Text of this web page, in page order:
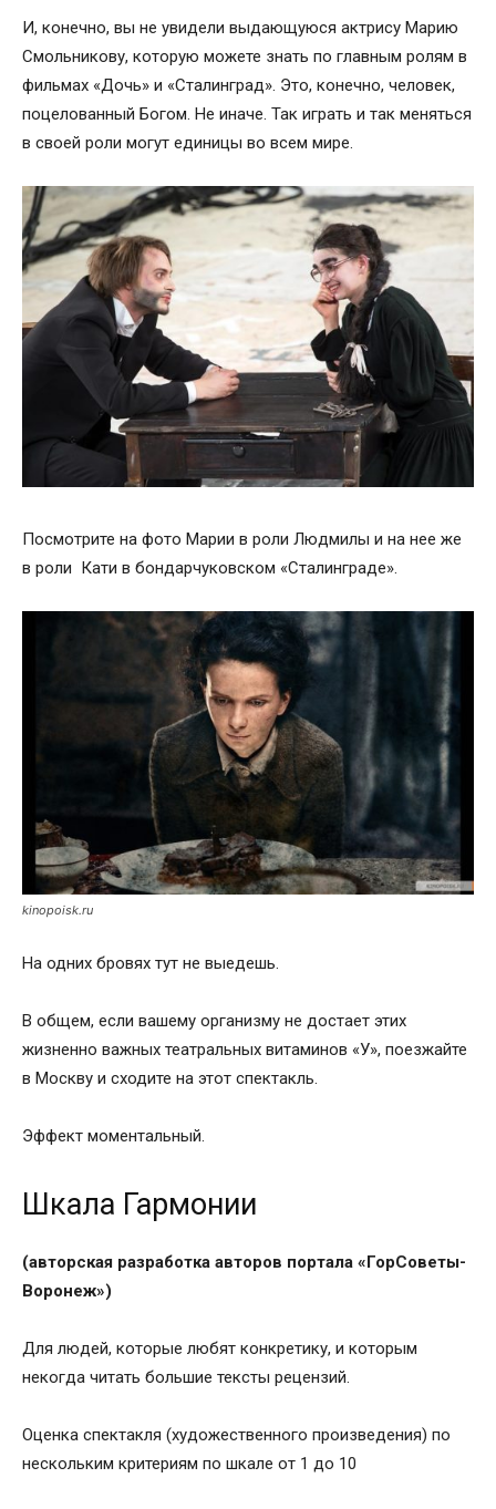
И, конечно, вы не увидели выдающуюся актрису Марию
Смольникову, которую можете знать по главным ролям в
фильмах «Дочь» и «Сталинград». Это, конечно, человек,
поцелованный Богом. Не иначе. Так играть и так меняться
в своей роли могут единицы во всем мире.
Посмотрите на фото Марии в роли Людмилы и на нее же
в роли Кати в бондарчуковском «Сталинграде».
kinopoisk.ru
На одних бровях тут не выедешь.
В общем, если вашему организму не достает этих
жизненно важных театральных витаминов «У», поезжайте
в Москву и сходите на этот спектакль.
Эффект моментальный.
Шкала Гармонии
(авторская разработка авторов портала «ГорСоветы-
Воронеж»)
Для людей, которые любят конкретику, и которым
некогда читать большие тексты рецензий.
Оценка спектакля (художественного произведения) по
нескольким критериям по шкале от 1 до 10